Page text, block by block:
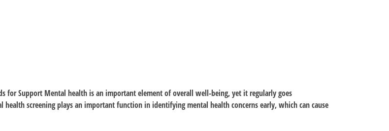
for Support Mental health is an important element of overall well-being, yet it regularly goes
screening plays an important function in identifying mental health concerns early, which can cause